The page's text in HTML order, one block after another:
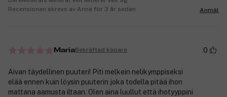
Recensionen skrevs av Anna för 3 år sedan
Anmäl
MariaBekräftad köpare 0
Aivan täydellinen puuteri! Piti melkein nelikymppiseksi
elää ennen kuin löysin puuterin joka todella pitää ihon
mattana aamusta iltaan. Olen aina luullut että ihotyyppini